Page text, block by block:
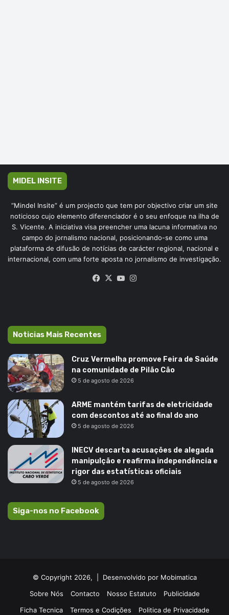
MIDEL INSITE
“Mindel Insite” é um projecto que tem por objectivo criar um site
noticioso cujo elemento diferenciador é o seu enfoque na ilha de
S. Vicente. A iniciativa visa preencher uma lacuna informativa no
campo do jornalismo nacional, posicionando-se como uma
plataforma de difusão de notícias de carácter regional, nacional e
internacional, com uma forte aposta no jornalismo de investigação.
Facebook
X YouTube
Noticias Mais Recentes
Cruz Vermelha promove Feira de Saúde
na comunidade de Pilão Cão
5 de agosto de 2026
ARME mantém tarifas de eletricidade
com descontos até ao final do ano
5 de agosto de 2026
INECV descarta acusações de alegada
manipulção e reafirma independência e
rigor das estatísticas oficiais
5 de agosto de 2026
Siga-nos no Facebook
© Copyright 2026, | Desenvolvido por Mobimatica
Sobre Nós
Contacto Nosso Estatuto
Publicidade
Ficha Tecnica
Termos e Codições Politica de Privacidade